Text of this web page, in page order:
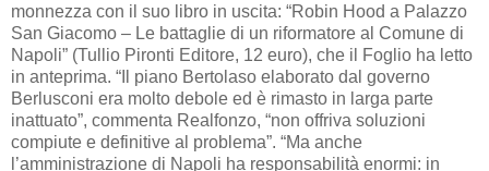
monnezza con il suo libro in uscita: “Robin Hood a Palazzo
San Giacomo – Le battaglie di un riformatore al Comune di
Napoli” (Tullio Pironti Editore, 12 euro), che il Foglio ha letto
in anteprima. “Il piano Bertolaso elaborato dal governo
Berlusconi era molto debole ed è rimasto in larga parte
inattuato”, commenta Realfonzo, “non offriva soluzioni
compiute e definitive al problema”. “Ma anche
l’amministrazione di Napoli ha responsabilità enormi: in